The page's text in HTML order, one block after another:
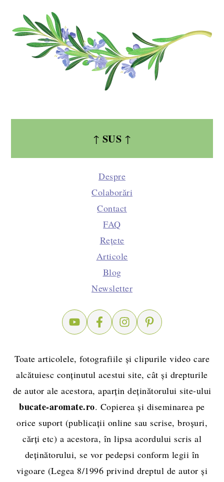
↑ SUS ↑
Despre
Colaborări
Contact
FAQ
Rețete
Articole
Blog
Newsletter
Toate articolele, fotografiile și clipurile video care
alcătuiesc conținutul acestui site, cât și drepturile
de autor ale acestora, aparțin deținătorului site-ului
bucate-aromate.ro. Copierea și diseminarea pe
orice suport (publicații online sau scrise, broșuri,
cărți etc) a acestora, în lipsa acordului scris al
deținătorului, se vor pedepsi conform legii în
vigoare (Legea 8/1996 privind dreptul de autor și